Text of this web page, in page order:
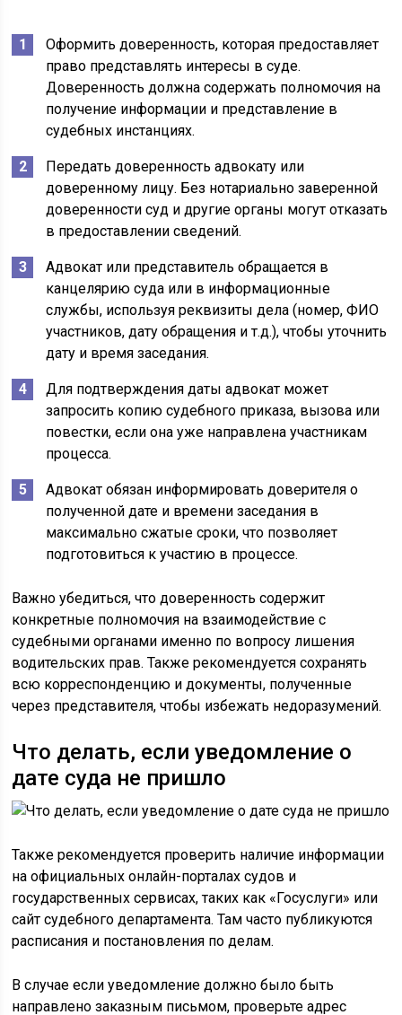
Оформить доверенность, которая предоставляет
право представлять интересы в суде.
Доверенность должна содержать полномочия на
получение информации и представление в
судебных инстанциях.
Передать доверенность адвокату или
доверенному лицу. Без нотариально заверенной
доверенности суд и другие органы могут отказать
в предоставлении сведений.
Адвокат или представитель обращается в
канцелярию суда или в информационные
службы, используя реквизиты дела (номер, ФИО
участников, дату обращения и т.д.), чтобы уточнить
дату и время заседания.
Для подтверждения даты адвокат может
запросить копию судебного приказа, вызова или
повестки, если она уже направлена участникам
процесса.
Адвокат обязан информировать доверителя о
полученной дате и времени заседания в
максимально сжатые сроки, что позволяет
подготовиться к участию в процессе.
Важно убедиться, что доверенность содержит
конкретные полномочия на взаимодействие с
судебными органами именно по вопросу лишения
водительских прав. Также рекомендуется сохранять
всю корреспонденцию и документы, полученные
через представителя, чтобы избежать недоразумений.
Что делать, если уведомление о
дате суда не пришло
Также рекомендуется проверить наличие информации
на официальных онлайн-порталах судов и
государственных сервисах, таких как «Госуслуги» или
сайт судебного департамента. Там часто публикуются
расписания и постановления по делам.
В случае если уведомление должно было быть
направлено заказным письмом, проверьте адрес